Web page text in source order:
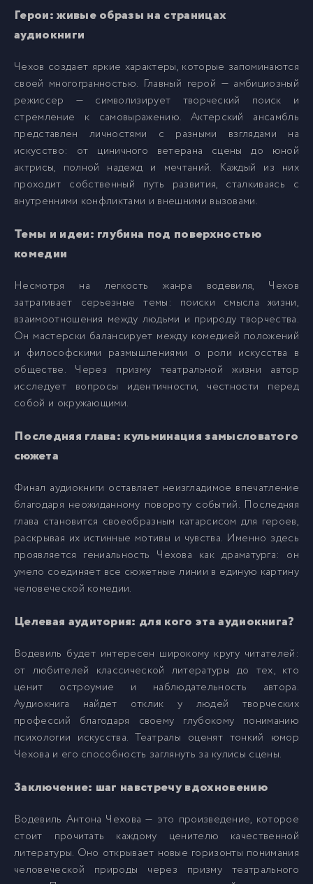
Герои: живые образы на страницах
аудиокниги
Чехов создает яркие характеры, которые запоминаются
своей многогранностью. Главный герой — амбициозный
режиссер — символизирует творческий поиск и
стремление к самовыражению. Актерский ансамбль
представлен личностями с разными взглядами на
искусство: от циничного ветерана сцены до юной
актрисы, полной надежд и мечтаний. Каждый из них
проходит собственный путь развития, сталкиваясь с
внутренними конфликтами и внешними вызовами.
Темы и идеи: глубина под поверхностью
комедии
Несмотря на легкость жанра водевиля, Чехов
затрагивает серьезные темы: поиски смысла жизни,
взаимоотношения между людьми и природу творчества.
Он мастерски балансирует между комедией положений
и философскими размышлениями о роли искусства в
обществе. Через призму театральной жизни автор
исследует вопросы идентичности, честности перед
собой и окружающими.
Последняя глава: кульминация замысловатого
сюжета
Финал аудиокниги оставляет неизгладимое впечатление
благодаря неожиданному повороту событий. Последняя
глава становится своеобразным катарсисом для героев,
раскрывая их истинные мотивы и чувства. Именно здесь
проявляется гениальность Чехова как драматурга: он
умело соединяет все сюжетные линии в единую картину
человеческой комедии.
Целевая аудитория: для кого эта аудиокнига?
Водевиль будет интересен широкому кругу читателей:
от любителей классической литературы до тех, кто
ценит остроумие и наблюдательность автора.
Аудиокнига найдет отклик у людей творческих
профессий благодаря своему глубокому пониманию
психологии искусства. Театралы оценят тонкий юмор
Чехова и его способность заглянуть за кулисы сцены.
Заключение: шаг навстречу вдохновению
Водевиль Антона Чехова — это произведение, которое
стоит прочитать каждому ценителю качественной
литературы. Оно открывает новые горизонты понимания
человеческой природы через призму театрального